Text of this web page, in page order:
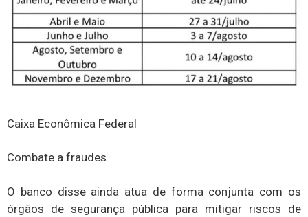
Caixa Econômica Federal
Combate a fraudes
O banco disse ainda atua de forma conjunta com os
órgãos de segurança pública para mitigar riscos de